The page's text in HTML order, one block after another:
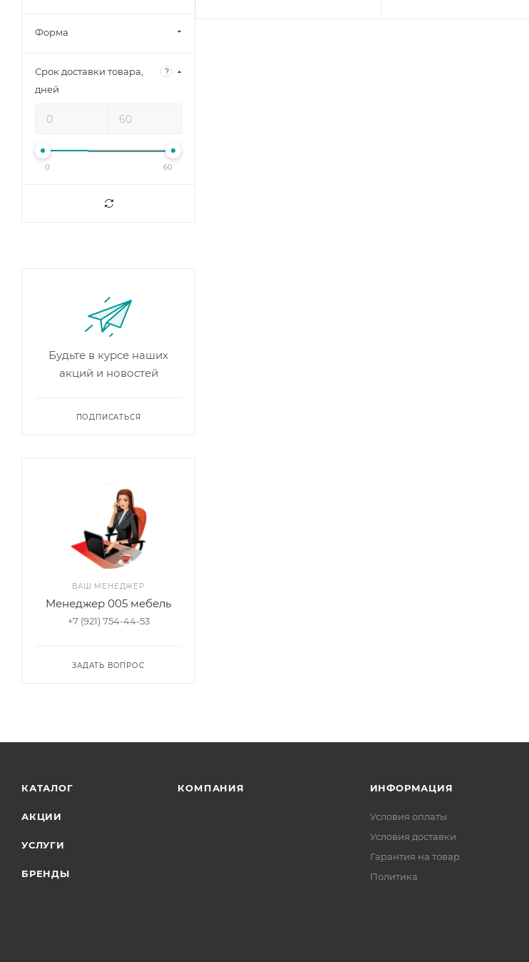
Форма
Срок доставки товара,
дней
?
0 60
Будьте в курсе наших
акций и новостей
ПОДПИСАТЬСЯ
ВАШ МЕНЕДЖЕР
Менеджер 005 мебель
+7 (921) 754-44-53
ЗАДАТЬ ВОПРОС
КАТАЛОГ
АКЦИИ
УСЛУГИ
БРЕНДЫ
КОМПАНИЯ ИНФОРМАЦИЯ
Условия оплаты
Условия доставки
Гарантия на товар
Политика